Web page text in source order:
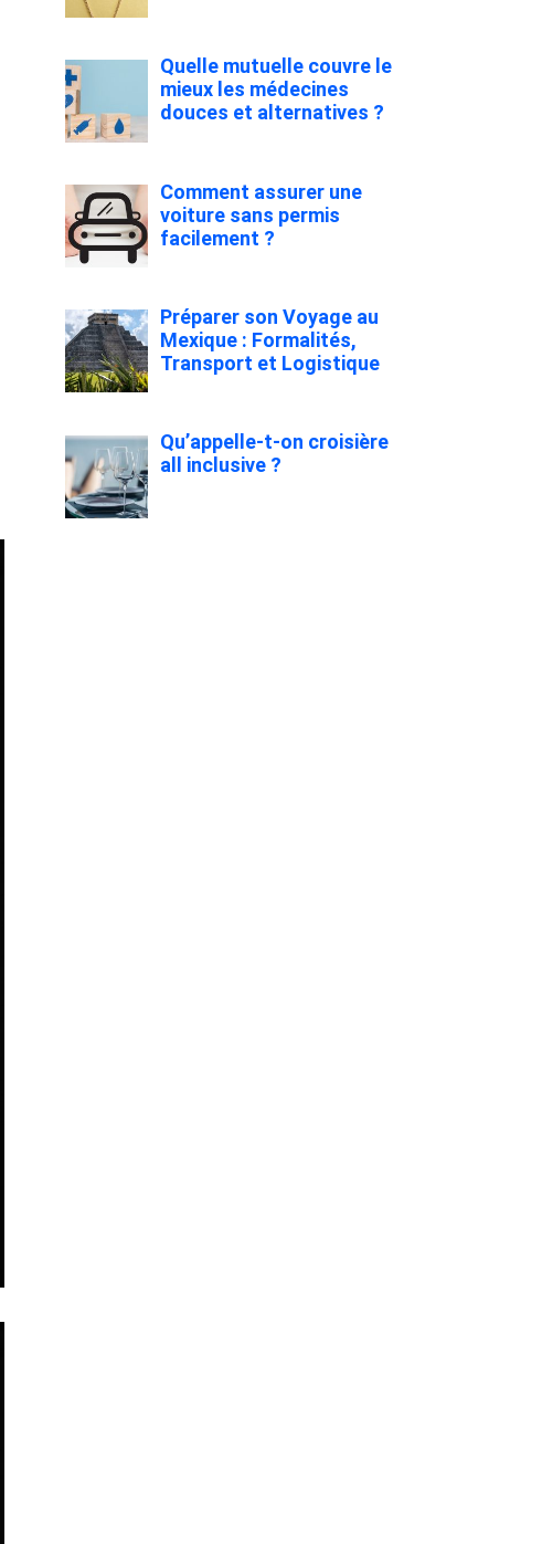
Quelle mutuelle couvre le
mieux les médecines
douces et alternatives ?
Comment assurer une
voiture sans permis
facilement ?
Préparer son Voyage au
Mexique : Formalités,
Transport et Logistique
Qu’appelle-t-on croisière
all inclusive ?